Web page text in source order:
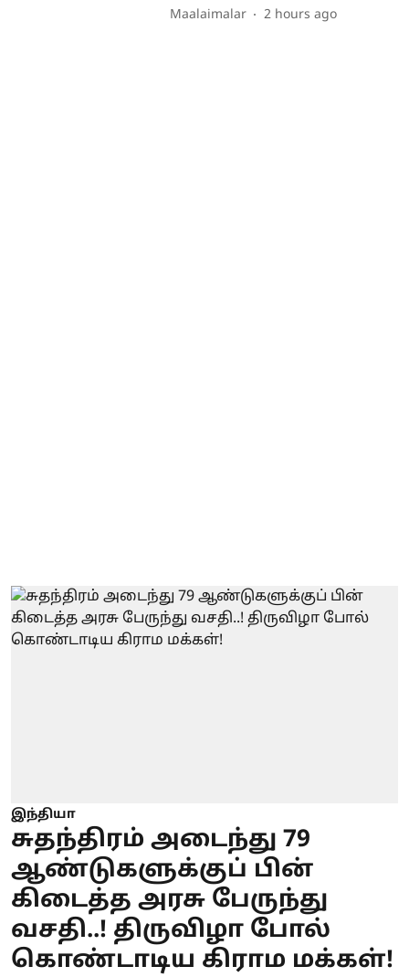
Maalaimalar 2 hours ago
இந்தியா
சுதந்திரம் அடைந்து 79
ஆண்டுகளுக்குப் பின்
கிடைத்த அரசு பேருந்து
வசதி..! திருவிழா போல்
கொண்டாடிய கிராம மக்கள்!